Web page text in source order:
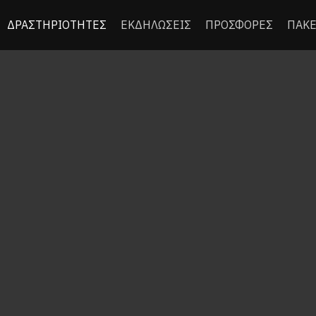
ΔΡΑΣΤΗΡΙΟΤΗΤΕΣ ΕΚΔΗΛΩΣΕΙΣ ΠΡΟΣΦΟΡΕΣ